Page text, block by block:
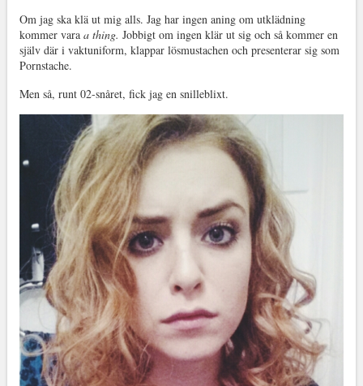
Om jag ska klä ut mig alls. Jag har ingen aning om utklädning
kommer vara a thing. Jobbigt om ingen klär ut sig och så kommer en
själv där i vaktuniform, klappar lösmustachen och presenterar sig som
Pornstache.
Men så, runt 02-snåret, fick jag en snilleblixt.